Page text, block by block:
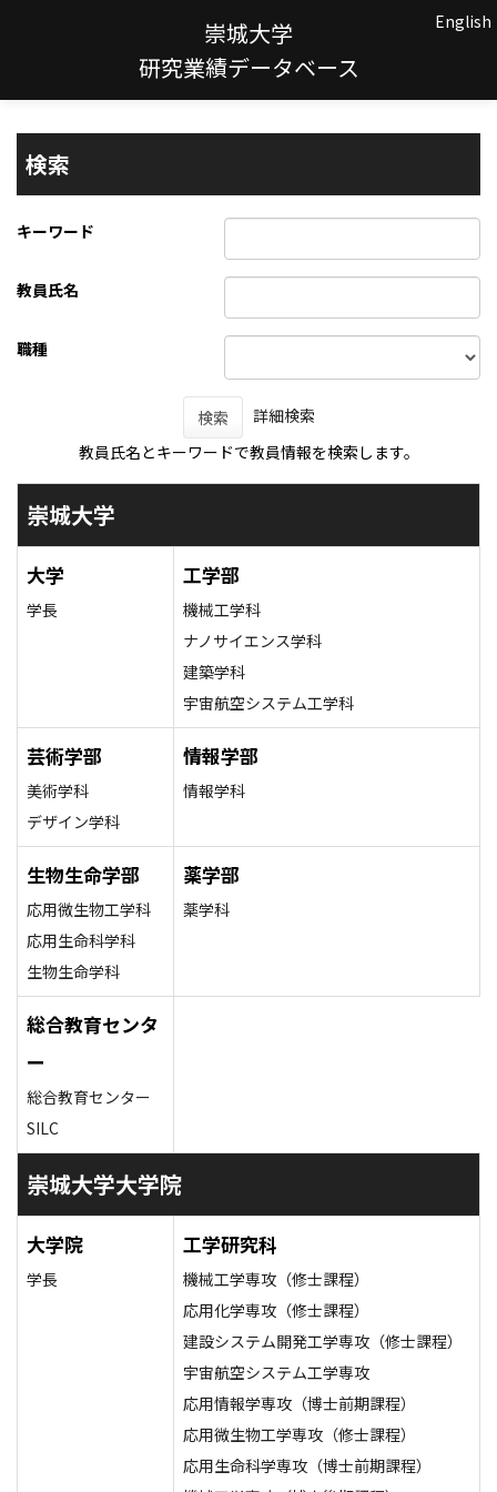
崇城大学
研究業績データベース
English
検索
キーワード
教員氏名
職種
検索
詳細検索
教員氏名とキーワードで教員情報を検索します。
崇城大学
大学
学長
工学部
機械工学科
ナノサイエンス学科
建築学科
宇宙航空システム工学科
芸術学部
美術学科
デザイン学科
情報学部
情報学科
生物生命学部
応用微生物工学科
応用生命科学科
生物生命学科
薬学部
薬学科
総合教育センタ
ー
総合教育センター
SILC
崇城大学大学院
大学院
学長
工学研究科
機械工学専攻（修士課程）
応用化学専攻（修士課程）
建設システム開発工学専攻（修士課程）
宇宙航空システム工学専攻
応用情報学専攻（博士前期課程）
応用微生物工学専攻（修士課程）
応用生命科学専攻（博士前期課程）